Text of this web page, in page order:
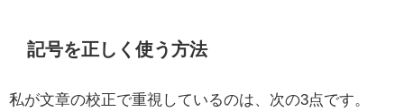
記号を正しく使う方法
私が文章の校正で重視しているのは、次の3点です。